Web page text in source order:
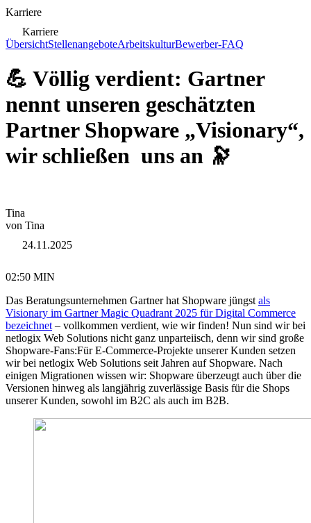
Karriere
Karriere
ÜbersichtStellenangeboteArbeitskulturBewerber-FAQ
💪 Völlig verdient: Gartner
nennt unseren geschätzten
Partner Shopware „Visionary“,
wir schließen uns an 🔭
Tina
von Tina
24.11.2025
02:50 MIN
Das Beratungsunternehmen Gartner hat Shopware jüngst als
Visionary im Gartner Magic Quadrant 2025 für Digital Commerce
bezeichnet – vollkommen verdient, wie wir finden! Nun sind wir bei
netlogix Web Solutions nicht ganz unparteiisch, denn wir sind große
Shopware-Fans:Für E-Commerce-Projekte unserer Kunden setzen
wir bei netlogix Web Solutions seit Jahren auf Shopware. Nach
einigen Migrationen wissen wir: Shopware überzeugt auch über die
Versionen hinweg als langjährig zuverlässige Basis für die Shops
unserer Kunden, sowohl im B2C als auch im B2B.